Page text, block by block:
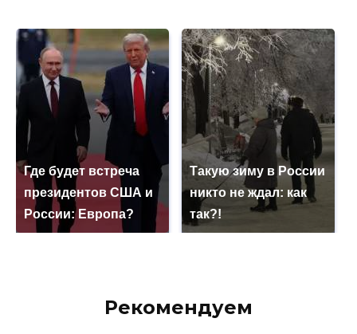
Где будет встреча
президентов США и
России: Европа?
Такую зиму в России
никто не ждал: как
так?!
Рекомендуем